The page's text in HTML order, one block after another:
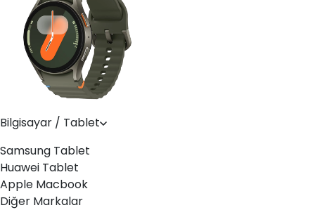
Bilgisayar / Tablet
Samsung Tablet
Huawei Tablet
Apple Macbook
Diğer Markalar